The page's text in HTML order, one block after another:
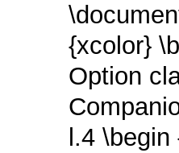
{xcolor}
Option
l.4